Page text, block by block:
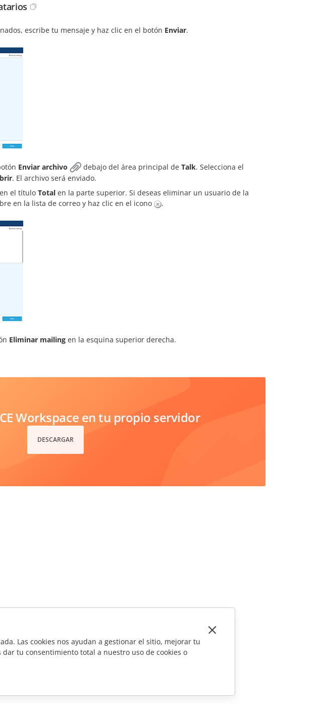
escribe tu mensaje y haz clic en el botón Enviar.
Enviar archivo debajo del área principal de Talk. Selecciona el
. El archivo será enviado.
el título Total en la parte superior. Si deseas eliminar un usuario de la
en la lista de correo y haz clic en el icono
.
Eliminar mailing en la esquina superior derecha.
Workspace en tu propio servidor
DESCARGAR
Las cookies nos ayudan a gestionar el sitio, mejorar tu
tu consentimiento total a nuestro uso de cookies o